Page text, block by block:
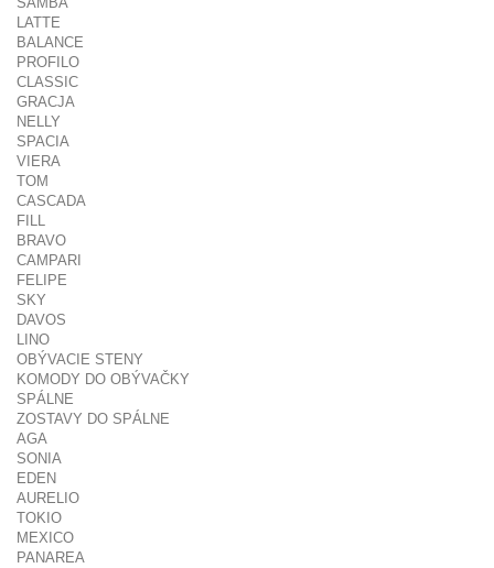
LATTE
BALANCE
PROFILO
CLASSIC
GRACJA
NELLY
SPACIA
VIERA
TOM
CASCADA
FILL
BRAVO
CAMPARI
FELIPE
SKY
DAVOS
LINO
OBÝVACIE STENY
KOMODY DO OBÝVAČKY
SPÁLNE
ZOSTAVY DO SPÁLNE
AGA
SONIA
EDEN
AURELIO
TOKIO
MEXICO
PANAREA